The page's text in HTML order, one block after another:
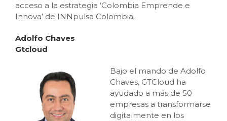
acceso a la estrategia ‘Colombia Emprende e
Innova’ de INNpulsa Colombia.
Adolfo Chaves
Gtcloud
Bajo el mando de Adolfo
Chaves, GTCloud ha
ayudado a más de 50
empresas a transformarse
digitalmente en los